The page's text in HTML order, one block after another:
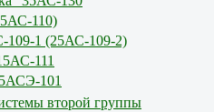
110)
109-1 (25АС-109-2)
111
101
второй группы